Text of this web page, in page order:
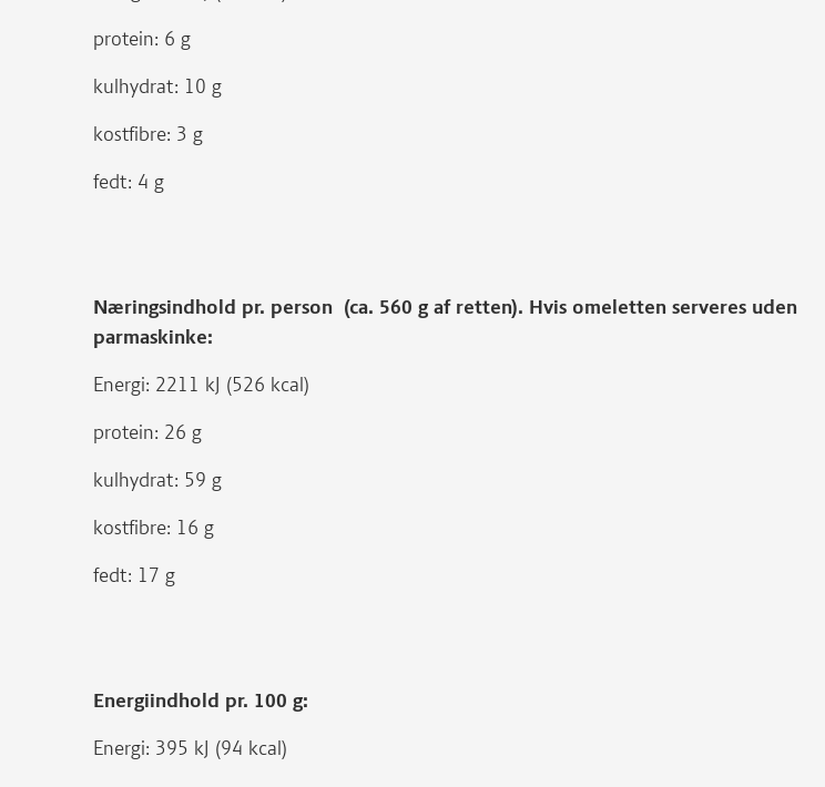
protein: 6 g
kulhydrat: 10 g
kostfibre: 3 g
fedt: 4 g
Næringsindhold pr. person (ca. 560 g af retten). Hvis omeletten serveres uden
parmaskinke:
Energi: 2211 kJ (526 kcal)
protein: 26 g
kulhydrat: 59 g
kostfibre: 16 g
fedt: 17 g
Energiindhold pr. 100 g:
Energi: 395 kJ (94 kcal)